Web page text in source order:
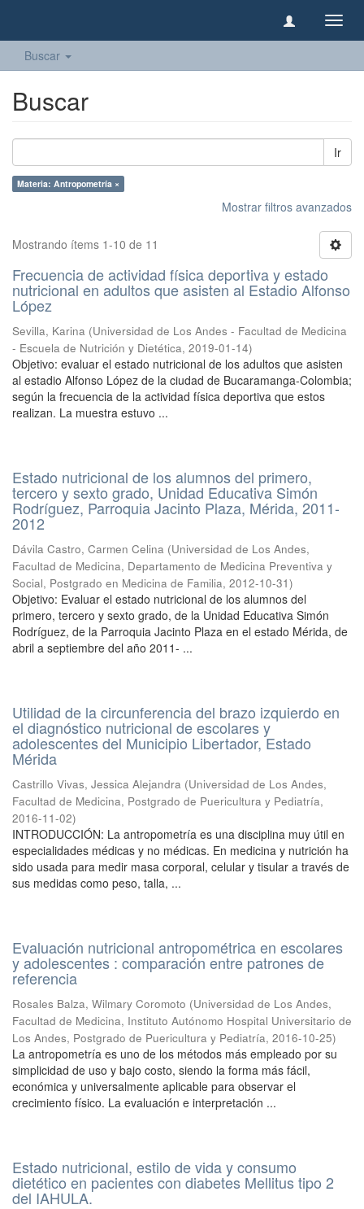
Buscar
Buscar
Ir
Materia: Antropometría ×
Mostrar filtros avanzados
Mostrando ítems 1-10 de 11
Frecuencia de actividad física deportiva y estado
nutricional en adultos que asisten al Estadio Alfonso
López
Sevilla, Karina (Universidad de Los Andes - Facultad de Medicina
- Escuela de Nutrición y Dietética, 2019-01-14)
Objetivo: evaluar el estado nutricional de los adultos que asisten
al estadio Alfonso López de la ciudad de Bucaramanga-Colombia;
según la frecuencia de la actividad física deportiva que estos
realizan. La muestra estuvo ...
Estado nutricional de los alumnos del primero,
tercero y sexto grado, Unidad Educativa Simón
Rodríguez, Parroquia Jacinto Plaza, Mérida, 2011-
2012
Dávila Castro, Carmen Celina (Universidad de Los Andes,
Facultad de Medicina, Departamento de Medicina Preventiva y
Social, Postgrado en Medicina de Familia, 2012-10-31)
Objetivo: Evaluar el estado nutricional de los alumnos del
primero, tercero y sexto grado, de la Unidad Educativa Simón
Rodríguez, de la Parroquia Jacinto Plaza en el estado Mérida, de
abril a septiembre del año 2011- ...
Utilidad de la circunferencia del brazo izquierdo en
el diagnóstico nutricional de escolares y
adolescentes del Municipio Libertador, Estado
Mérida
Castrillo Vivas, Jessica Alejandra (Universidad de Los Andes,
Facultad de Medicina, Postgrado de Puericultura y Pediatría,
2016-11-02)
INTRODUCCIÓN: La antropometría es una disciplina muy útil en
especialidades médicas y no médicas. En medicina y nutrición ha
sido usada para medir masa corporal, celular y tisular a través de
sus medidas como peso, talla, ...
Evaluación nutricional antropométrica en escolares
y adolescentes : comparación entre patrones de
referencia
Rosales Balza, Wilmary Coromoto (Universidad de Los Andes,
Facultad de Medicina, Instituto Autónomo Hospital Universitario de
Los Andes, Postgrado de Puericultura y Pediatría, 2016-10-25)
La antropometría es uno de los métodos más empleado por su
simplicidad de uso y bajo costo, siendo la forma más fácil,
económica y universalmente aplicable para observar el
crecimiento físico. La evaluación e interpretación ...
Estado nutricional, estilo de vida y consumo
dietético en pacientes con diabetes Mellitus tipo 2
del IAHULA.